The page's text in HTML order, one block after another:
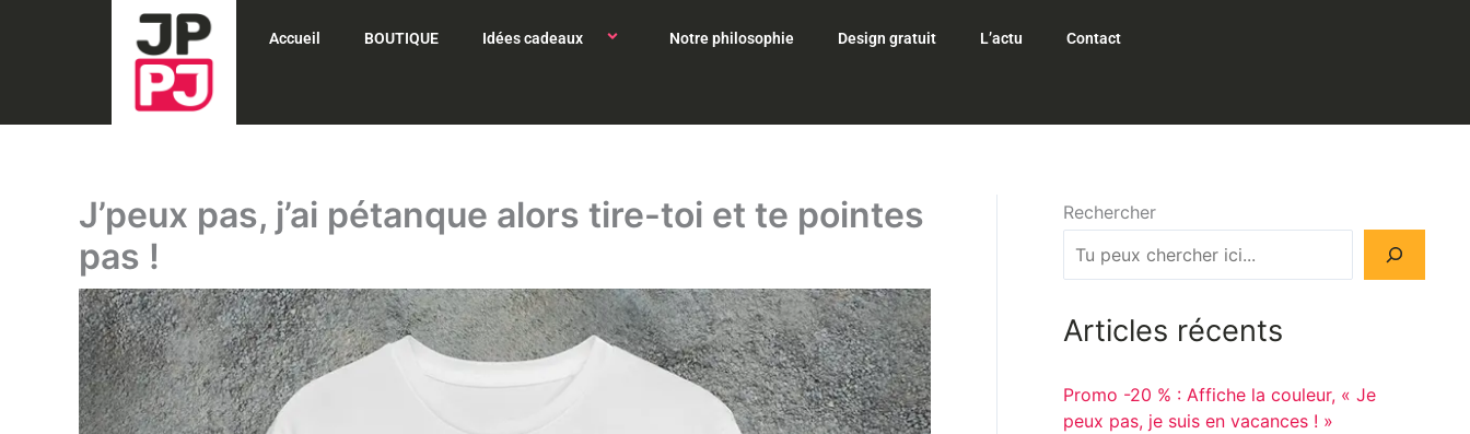
Accueil BOUTIQUE Idées cadeaux Notre philosophie Design gratuit L’actu Contact
J’peux pas, j’ai pétanque alors tire-toi et te pointes
pas !
Rechercher
Articles récents
Promo -20 % : Affiche la couleur, « Je
peux pas, je suis en vacances ! »